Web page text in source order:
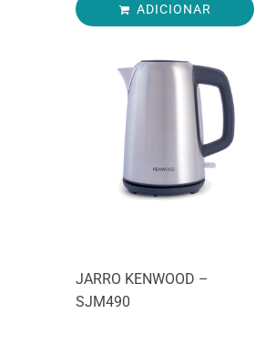
ADICIONAR
JARRO KENWOOD –
SJM490